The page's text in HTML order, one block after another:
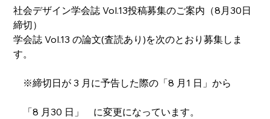
社会デザイン学会誌 Vol.13投稿募集のご案内（8月30日
締切）
学会誌 Vol.13 の論文(査読あり)を次のとおり募集しま
す。
※締切日が 3 月に予告した際の「8 月1 日」から
「8 月30 日」　に変更になっています。